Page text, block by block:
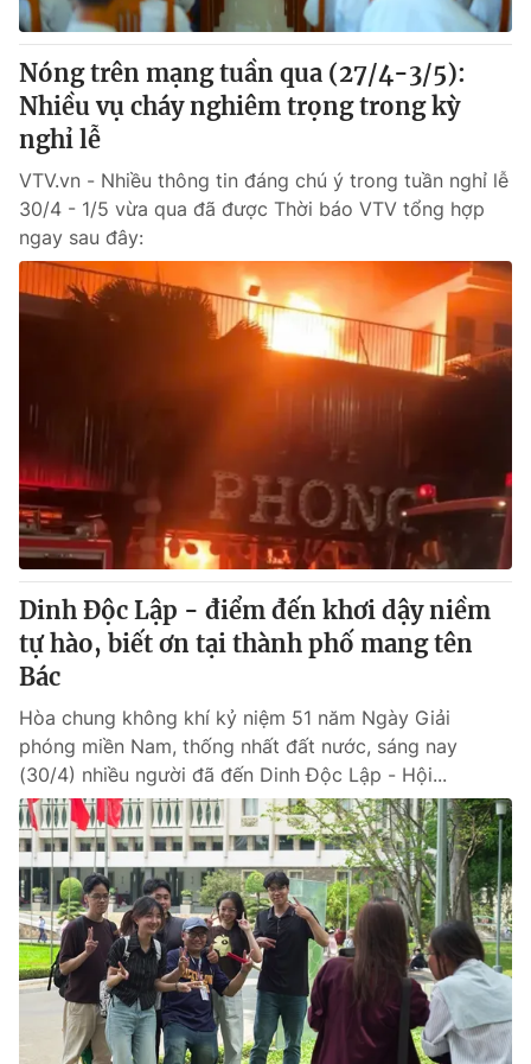
Chuyên mục khác
Emagazine Podcast
Photo
Video Shorts video
VTV Money VTV Thể thao
Bất động sản
Thị trường 24h Tấm lòng Việt
VTV4 Vươn mình bằng AI
VTV9 VTV8
Liên hệ tòa soạn English
THỜI BÁO VTV
Theo dõi báo trên
Cơ quan chủ quản:Đài Truyền hình Việt Nam
Cơ quan báo chí:Thời báo VTV
Giấy phép hoạt động báo in và báo điện tử số 483/GP-BTTTT
cấp ngày 29/12/2023
Tổng Biên tập:Vũ Thanh Thủy
Phó Tổng Biên tập:Nguyễn Thị Mỹ Hạnh, Phạm Quốc Thắng,
Nóng trên mạng tuần qua (27/4-3/5):
Nhiều vụ cháy nghiêm trọng trong kỳ
nghỉ lễ
VTV.vn - Nhiều thông tin đáng chú ý trong tuần nghỉ lễ
30/4 - 1/5 vừa qua đã được Thời báo VTV tổng hợp
ngay sau đây:
Dinh Độc Lập - điểm đến khơi dậy niềm
tự hào, biết ơn tại thành phố mang tên
Bác
Hòa chung không khí kỷ niệm 51 năm Ngày Giải
phóng miền Nam, thống nhất đất nước, sáng nay
(30/4) nhiều người đã đến Dinh Độc Lập - Hội...